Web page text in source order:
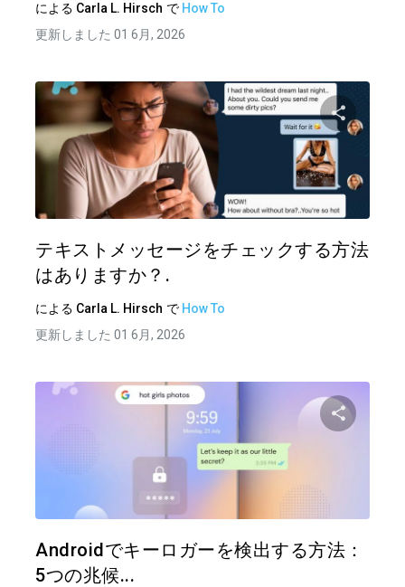
による Carla L. Hirsch で How To
更新しました 01 6月, 2026
テキストメッセージをチェックする方法
はありますか？.
による Carla L. Hirsch で How To
更新しました 01 6月, 2026
Androidでキーロガーを検出する方法：
5つの兆候...